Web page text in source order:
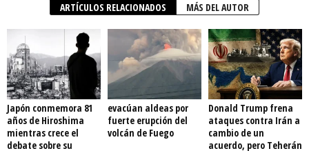
ARTÍCULOS RELACIONADOS MÁS DEL AUTOR
Japón conmemora 81
años de Hiroshima
mientras crece el
debate sobre su
evacúan aldeas por
fuerte erupción del
volcán de Fuego
Donald Trump frena
ataques contra Irán a
cambio de un
acuerdo, pero Teherán